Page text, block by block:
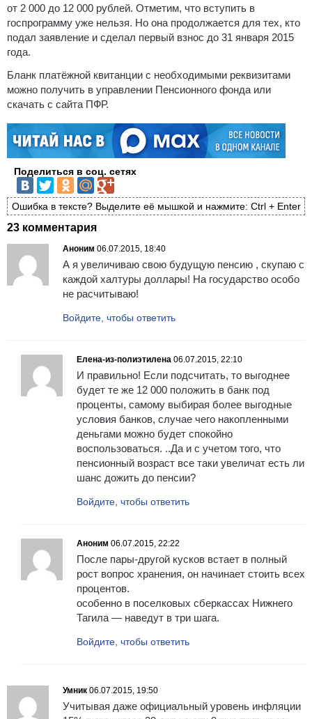
от 2 000 до 12 000 рублей. Отметим, что вступить в
госпрограмму уже нельзя. Но она продолжается для тех, кто
подал заявление и сделал первый взнос до 31 января 2015
года.
Бланк платёжной квитанции с необходимыми реквизитами
можно получить в управлении Пенсионного фонда или
скачать с сайта ПФР.
Поделиться в соц. сетях
Ошибка в тексте? Выделите её мышкой и нажмите: Ctrl + Enter
23 комментария
Аноним 06.07.2015, 18:40
А я увеличиваю свою будущую пенсию , скупаю с
каждой халтуры доллары! На государство особо
не расчитываю!
Войдите, чтобы ответить
Елена-из-полиэтилена 06.07.2015, 22:10
И правильно! Если подсчитать, то выгоднее
будет те же 12 000 положить в банк под
проценты, самому выбирая более выгодные
условия банков, случае чего накопленными
деньгами можно будет спокойно
воспользоваться. ..Да и с учетом того, что
пенсионный возраст все таки увеличат есть ли
шанс дожить до пенсии?
Войдите, чтобы ответить
Аноним 06.07.2015, 22:22
После пары-другой кусков встает в полный
рост вопрос хранения, он начинает стоить всех
процентов.
особенно в поселковых сберкассах Нижнего
Тагила — наведут в три шага.
Войдите, чтобы ответить
Умник 06.07.2015, 19:50
Учитывая даже официальный уровень инфляции